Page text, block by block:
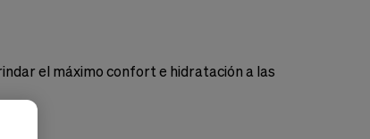
el máximo confort e hidratación a las